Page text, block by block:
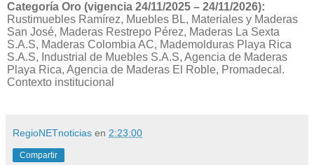
Categoría Oro (vigencia 24/11/2025 – 24/11/2026):
Rustimuebles Ramírez, Muebles BL, Materiales y Maderas
San José, Maderas Restrepo Pérez, Maderas La Sexta
S.A.S, Maderas Colombia AC, Mademolduras Playa Rica
S.A.S, Industrial de Muebles S.A.S, Agencia de Maderas
Playa Rica, Agencia de Maderas El Roble, Promadecal.
Contexto institucional
RegioNETnoticias en 2:23:00
Compartir